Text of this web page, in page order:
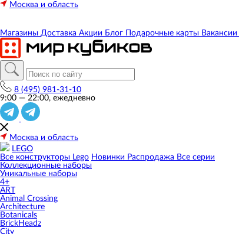
Москва и область
Магазины Доставка Акции Блог Подарочные карты Вакансии
8 (495) 981-31-10
9:00 — 22:00, ежедневно
Москва и область
LEGO
Все конструкторы Lego Новинки Распродажа Все серии
Коллекционные наборы
Уникальные наборы
4+
ART
Animal Crossing
Architecture
Botanicals
BrickHeadz
City